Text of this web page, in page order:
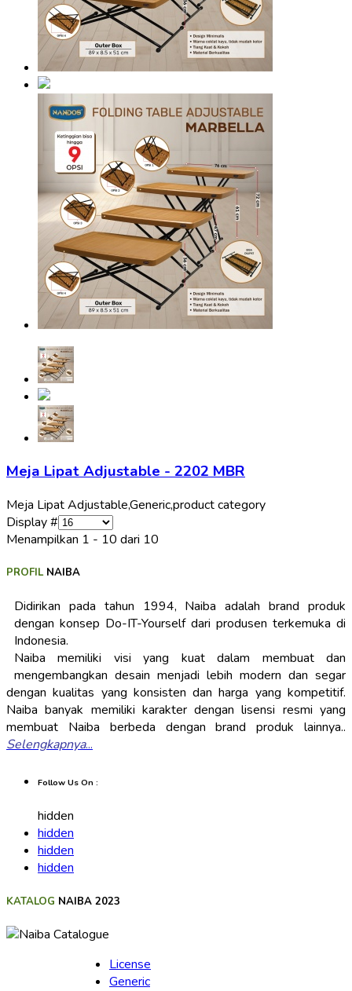
Meja Lipat Adjustable - 2202 MBR
Meja Lipat Adjustable,Generic,product category
Display #
Menampilkan 1 - 10 dari 10
PROFILNAIBA
Didirikan pada tahun 1994, Naiba adalah brand produk
dengan konsep Do-IT-Yourself dari produsen terkemuka di
Indonesia.
Naiba memiliki visi yang kuat dalam membuat dan
mengembangkan desain menjadi lebih modern dan segar
dengan kualitas yang konsisten dan harga yang kompetitif.
Naiba banyak memiliki karakter dengan lisensi resmi yang
membuat Naiba berbeda dengan brand produk lainnya..
Selengkapnya...
Follow Us On :
hidden
hidden
hidden
hidden
KATALOG NAIBA 2023
License
Generic